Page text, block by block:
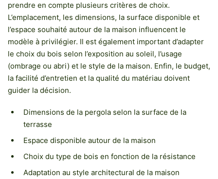
prendre en compte plusieurs critères de choix.
L’emplacement, les dimensions, la surface disponible et
l’espace souhaité autour de la maison influencent le
modèle à privilégier. Il est également important d’adapter
le choix du bois selon l’exposition au soleil, l’usage
(ombrage ou abri) et le style de la maison. Enfin, le budget,
la facilité d’entretien et la qualité du matériau doivent
guider la décision.
Dimensions de la pergola selon la surface de la
terrasse
Espace disponible autour de la maison
Choix du type de bois en fonction de la résistance
Adaptation au style architectural de la maison